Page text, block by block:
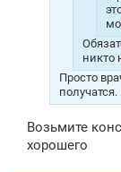
никто
Просто
Возьмите
хорошего